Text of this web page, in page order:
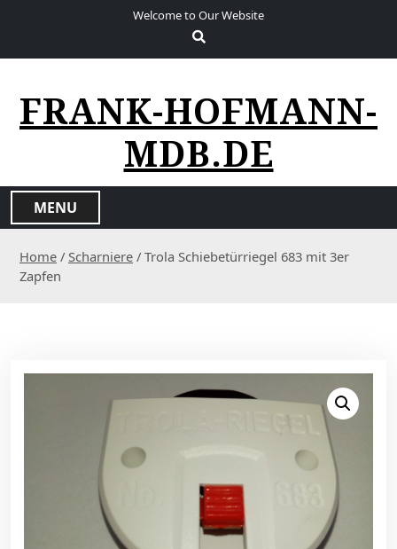
Welcome to Our Website
FRANK-HOFMANN-
MDB.DE
MENU
Home / Scharniere / Trola Schiebetürriegel 683 mit 3er
Zapfen